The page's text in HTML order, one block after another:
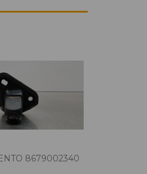
8679002340